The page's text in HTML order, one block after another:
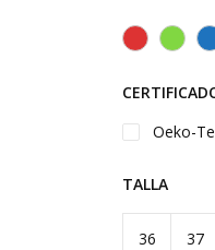
Oeko-
TALLA
36 37